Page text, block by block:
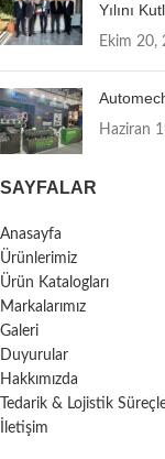
Yılını
Ekim 20,
Haziran
SAYFALAR
Anasayfa
Ürünlerimiz
Ürün Katalogları
Markalarımız
Galeri
Duyurular
Hakkımızda
Tedarik & Lojistik
İletişim